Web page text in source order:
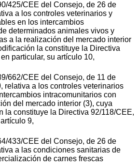
425/CEE del Consejo, de 26 de
a los controles veterinarios y
en los intercambios
determinados animales vivos y
a la realización del mercado interior
la constituye la Directiva
particular, su artículo 10,
662/CEE del Consejo, de 11 de
relativa a los controles veterinarios
intracomunitarios con
del mercado interior (3), cuya
la constituye la Directiva 92/118/CEE,
9,
433/CEE del Consejo, de 26 de
a las condiciones sanitarias de
de carnes frescas